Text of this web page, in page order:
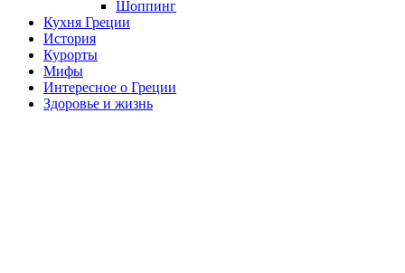
Шоппинг
Кухня Греции
История
Курорты
Мифы
Интересное о Греции
Здоровье и жизнь